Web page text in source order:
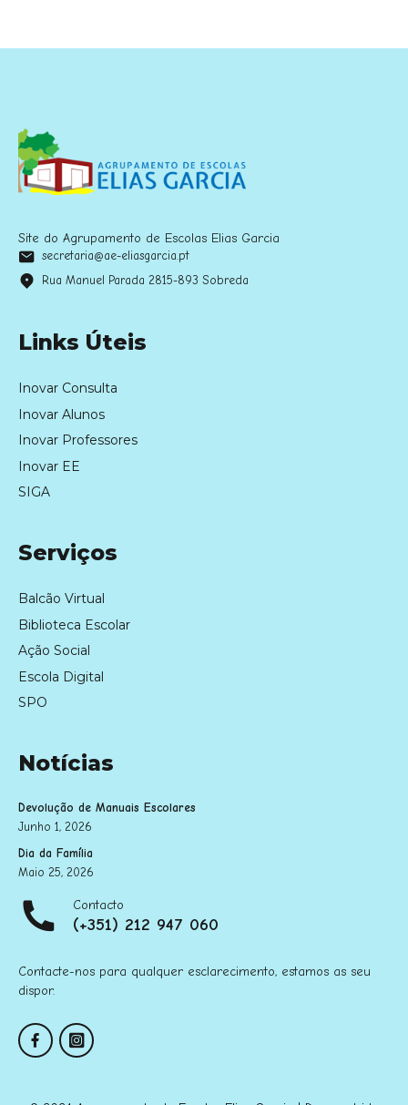
Site do Agrupamento de Escolas Elias Garcia
secretaria@ae-eliasgarcia.pt
Rua Manuel Parada 2815-893 Sobreda
Links Úteis
Inovar Consulta
Inovar Alunos
Inovar Professores
Inovar EE
SIGA
Serviços
Balcão Virtual
Biblioteca Escolar
Ação Social
Escola Digital
SPO
Notícias
Devolução de Manuais Escolares
Junho 1, 2026
Dia da Família
Maio 25, 2026
Contacto
(+351) 212 947 060
Contacte-nos para qualquer esclarecimento, estamos as seu
dispor.